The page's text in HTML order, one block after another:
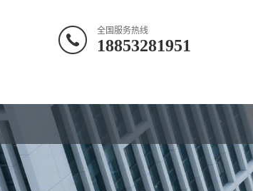
全国服务热线
18853281951